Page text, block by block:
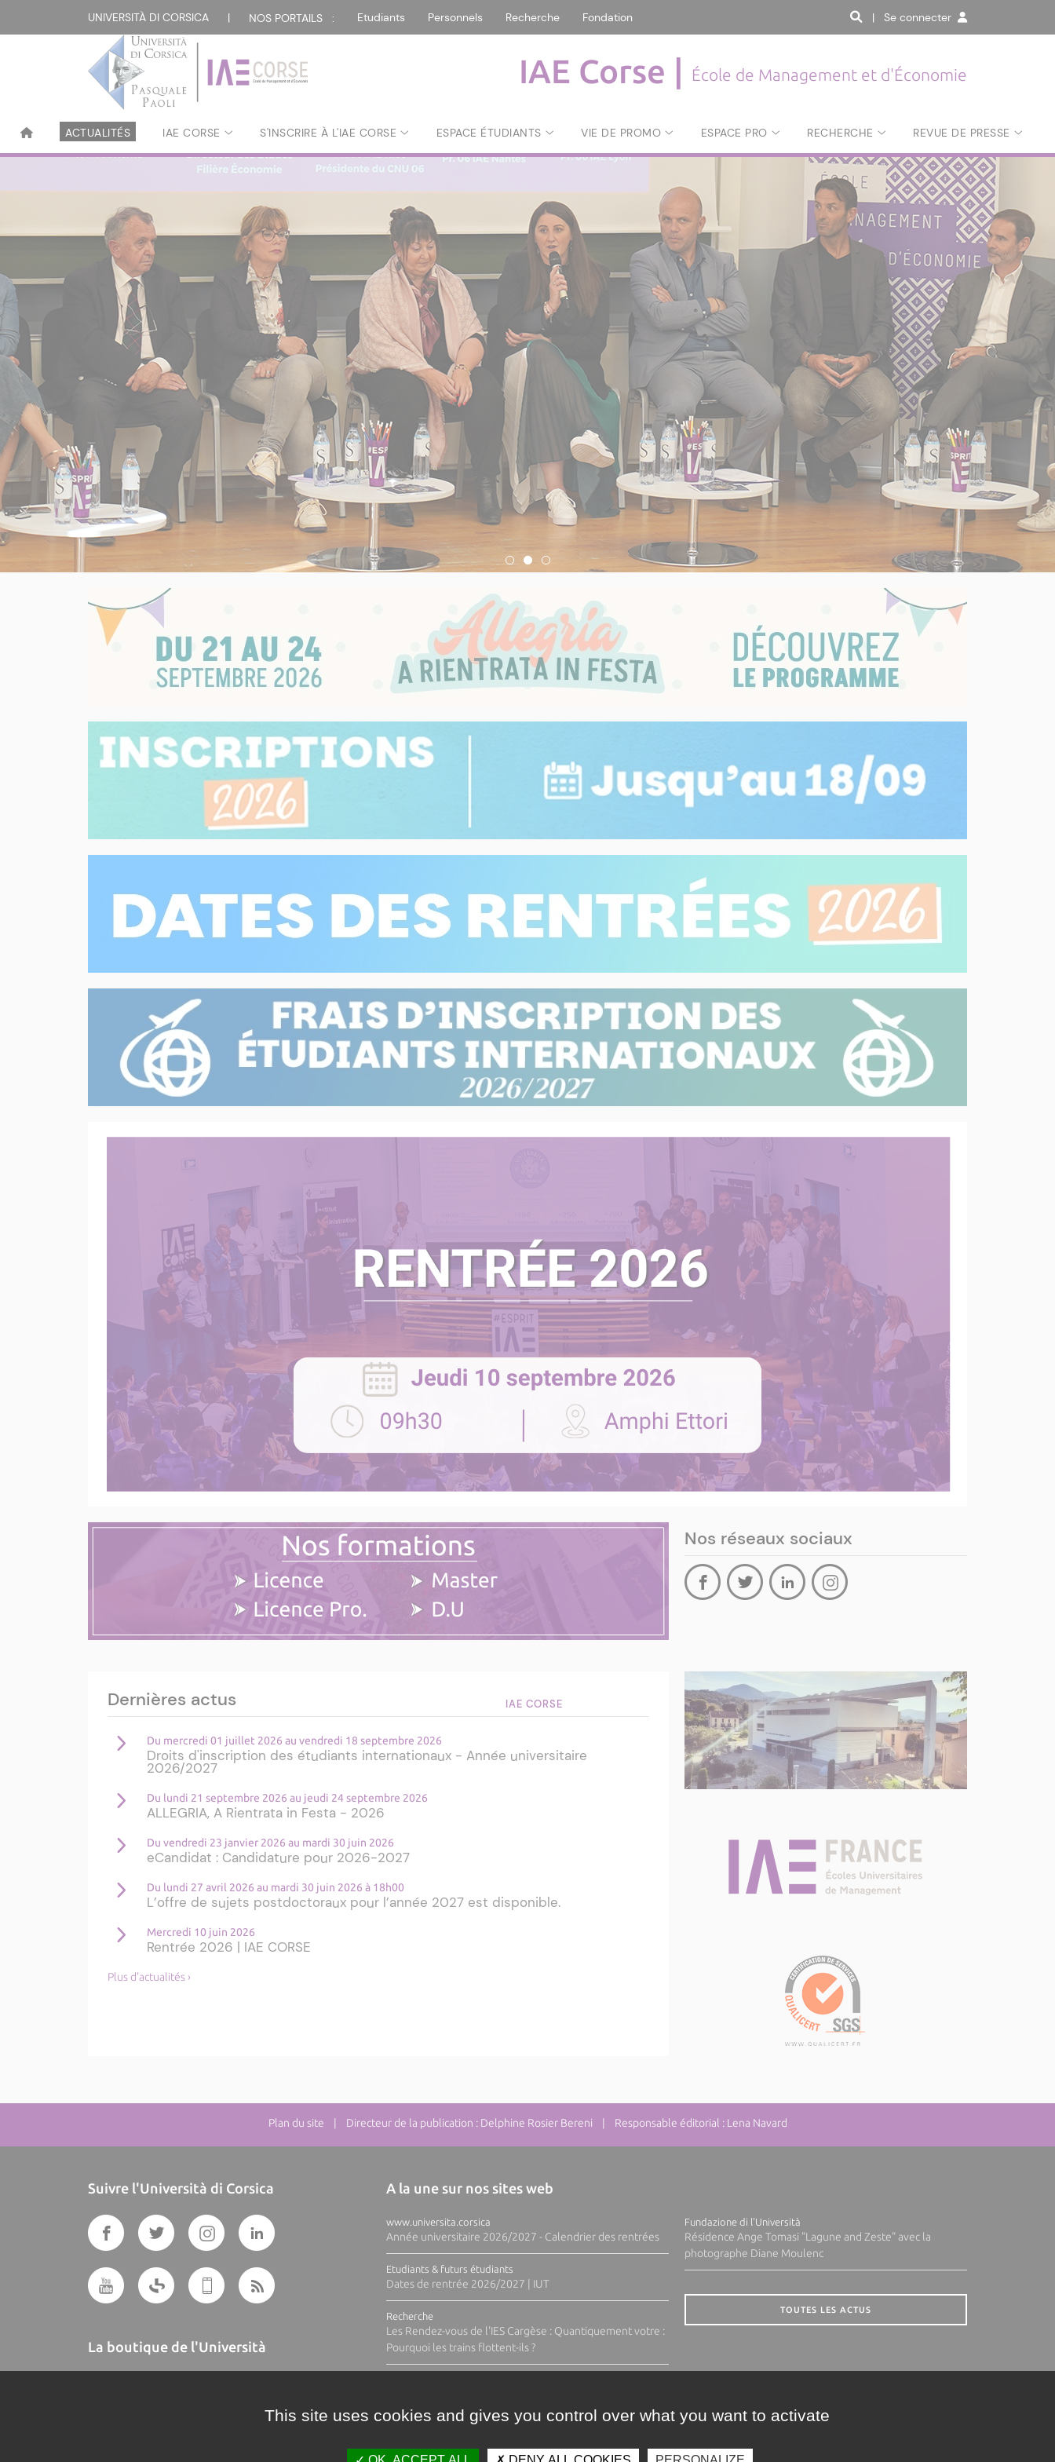
UNIVERSITÀ DI CORSICA | NOS PORTAILS : Etudiants Personnels Recherche Fondation | Se connecter
IAE Corse | École de Management et d'Économie
ACTUALITÉS IAE CORSE S'INSCRIRE À L'IAE CORSE ESPACE ÉTUDIANTS VIE DE PROMO ESPACE PRO RECHERCHE REVUE DE PRESSE
Nos réseaux sociaux
Dernières actus IAE CORSE
Du mercredi 01 juillet 2026 au vendredi 18 septembre 2026
Droits d'inscription des étudiants internationaux - Année universitaire
2026/2027
Du lundi 21 septembre 2026 au jeudi 24 septembre 2026
ALLEGRIA, A Rientrata in Festa - 2026
Du vendredi 23 janvier 2026 au mardi 30 juin 2026
eCandidat : Candidature pour 2026-2027
Du lundi 27 avril 2026 au mardi 30 juin 2026 à 18h00
L’offre de sujets postdoctoraux pour l’année 2027 est disponible.
Mercredi 10 juin 2026
Rentrée 2026 | IAE CORSE
Plus d'actualités ›
Plan du site | Directeur de la publication : Delphine Rosier Bereni | Responsable éditorial : Lena Navard
Suivre l'Università di Corsica
La boutique de l'Università
A la une sur nos sites web
www.universita.corsica
Année universitaire 2026/2027 - Calendrier des rentrées
Etudiants & futurs étudiants
Dates de rentrée 2026/2027 | IUT
Recherche
Les Rendez-vous de l'IES Cargèse : Quantiquement votre :
Pourquoi les trains flottent-ils ?
Fundazione di l'Università
Résidence Ange Tomasi "Lagune and Zeste" avec la
photographe Diane Moulenc
TOUTES LES ACTUS
This site uses cookies and gives you control over what you want to activate